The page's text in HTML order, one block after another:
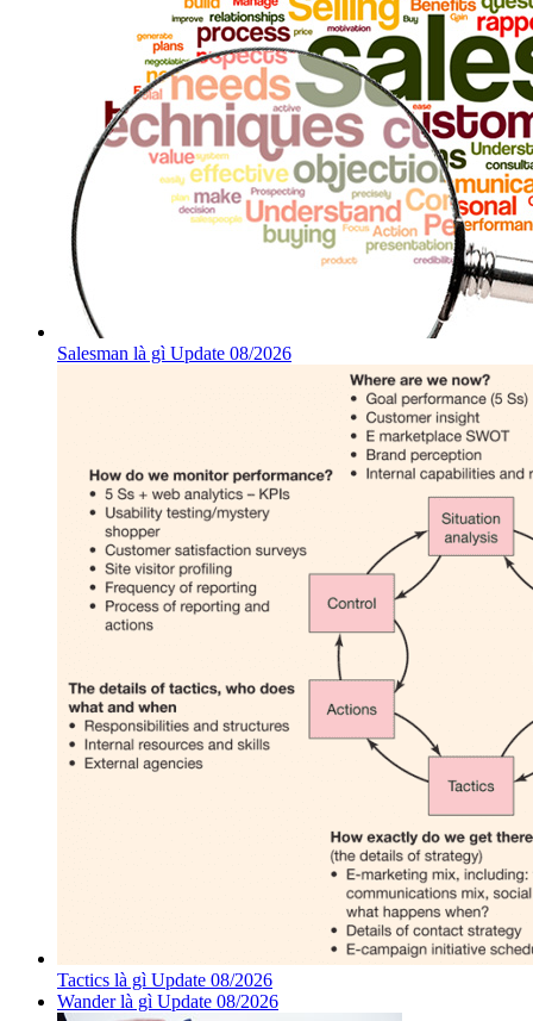
Salesman là gì Update 08/2026
Tactics là gì Update 08/2026
Wander là gì Update 08/2026